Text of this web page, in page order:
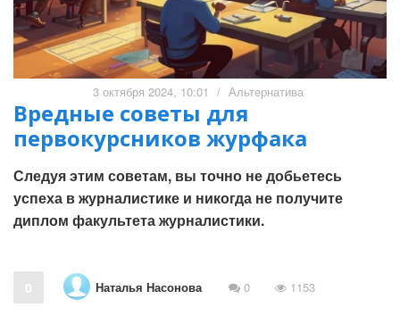
3 октября 2024, 10:01 / Альтернатива
Вредные советы для
первокурсников журфака
Следуя этим советам, вы точно не добьетесь
успеха в журналистике и никогда не получите
диплом факультета журналистики.
0 Наталья Насонова 0 1153